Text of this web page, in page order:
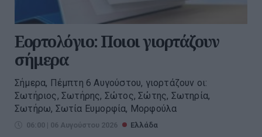
Εορτολόγιο: Ποιοι γιορτάζουν
σήμερα
Σήμερα, Πέμπτη 6 Αυγούστου, γιορτάζουν οι:
Σωτήριος, Σωτήρης, Σώτος, Σώτης, Σωτηρία,
Σωτήρω, Σωτία Ευμορφία, Μορφούλα
06:00 | 06 Αυγούστου 2026 Ελλάδα